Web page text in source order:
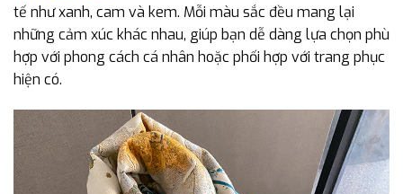
tế như xanh, cam và kem. Mỗi màu sắc đều mang lại
những cảm xúc khác nhau, giúp bạn dễ dàng lựa chọn phù
hợp với phong cách cá nhân hoặc phối hợp với trang phục
hiện có.